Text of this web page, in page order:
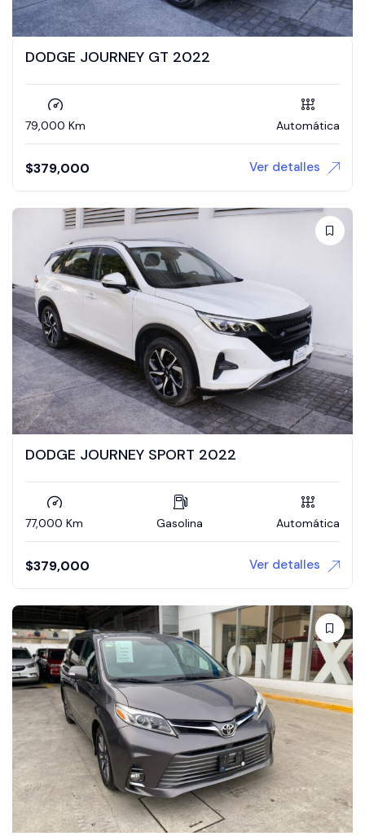
DODGE JOURNEY GT 2022
79,000 Km Automática
$379,000 Ver detalles
DODGE JOURNEY SPORT 2022
77,000 Km Gasolina Automática
$379,000 Ver detalles